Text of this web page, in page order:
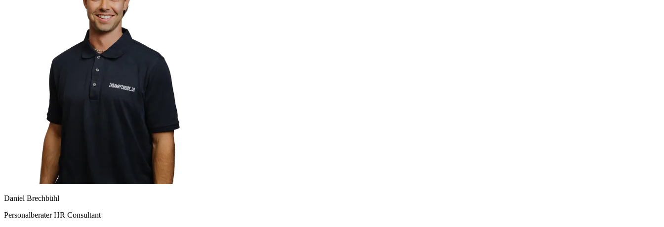
Daniel Brechbühl
Personalberater HR Consultant